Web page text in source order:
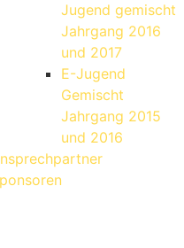
Jugend gemischt
Jahrgang 2016
und 2017
E-Jugend
Gemischt
Jahrgang 2015
und 2016